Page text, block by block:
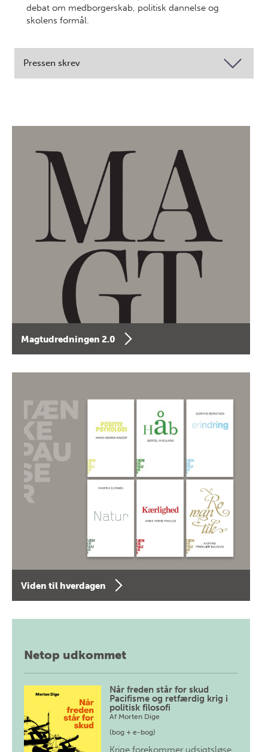
debat om medborgerskab, politisk dannelse og
skolens formål.
Pressen skrev
Magtudredningen 2.0
Viden til hverdagen
Netop udkommet
Når freden står for skud
Pacifisme og retfærdig krig i
politisk filosofi
Af Morten Dige
(bog + e-bog)
Krige forekommer udsigtsløse